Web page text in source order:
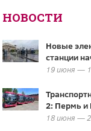
НОВОСТИ
Новые
станции
19 июня —
2: Пермь и
18 июня —